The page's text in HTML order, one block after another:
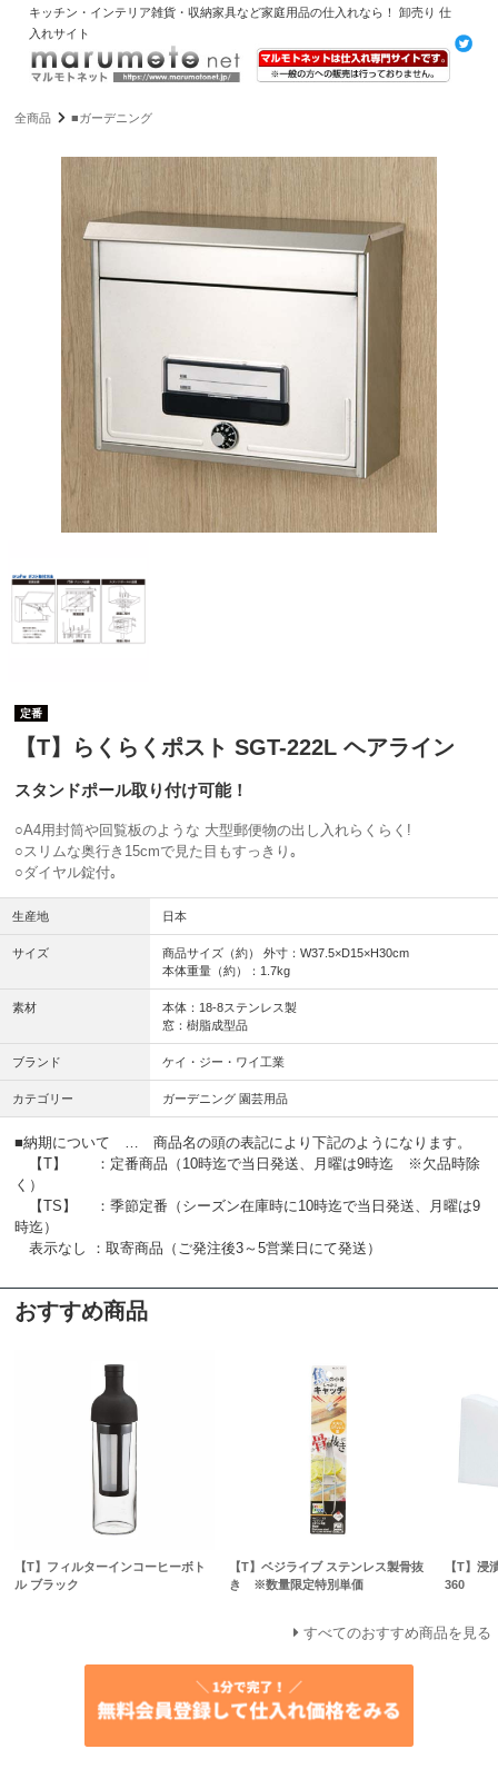
キッチン・インテリア雑貨・収納家具など家庭用品の仕入れなら！ 卸売り 仕
入れサイト
全商品 ■ガーデニング
定番
【T】らくらくポスト SGT-222L ヘアライン
スタンドポール取り付け可能！
○A4用封筒や回覧板のような 大型郵便物の出し入れらくらく!
○スリムな奥行き15cmで見た目もすっきり｡
○ダイヤル錠付｡
生産地 日本
サイズ
商品サイズ（約） 外寸：W37.5×D15×H30cm
本体重量（約）：1.7kg
素材
本体：18-8ステンレス製
窓：樹脂成型品
ブランド ケイ・ジー・ワイ工業
カテゴリー ガーデニング 園芸用品
■納期について … 商品名の頭の表記により下記のようになります。
【T】 ：定番商品（10時迄で当日発送、月曜は9時迄 ※欠品時除
く）
【TS】 ：季節定番（シーズン在庫時に10時迄で当日発送、月曜は9
時迄）
表示なし ：取寄商品（ご発注後3～5営業日にて発送）
おすすめ商品
【T】フィルターインコーヒーボト
ル ブラック
【T】ベジライブ ステンレス製骨抜
き ※数量限定特別単価
【T】浸
360
すべてのおすすめ商品を見る